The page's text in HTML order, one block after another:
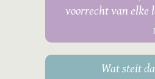
voorrecht van elke
Wat steit